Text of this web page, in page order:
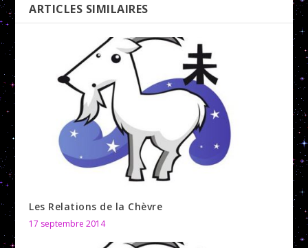
ARTICLES SIMILAIRES
Les Relations de la Chèvre
17 septembre 2014